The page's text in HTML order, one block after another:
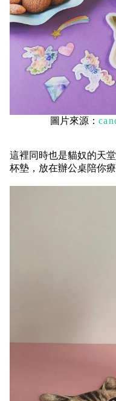
圖片來源：
這裡同時也是貓奴的天堂
杯墊，放在辦公桌陪你